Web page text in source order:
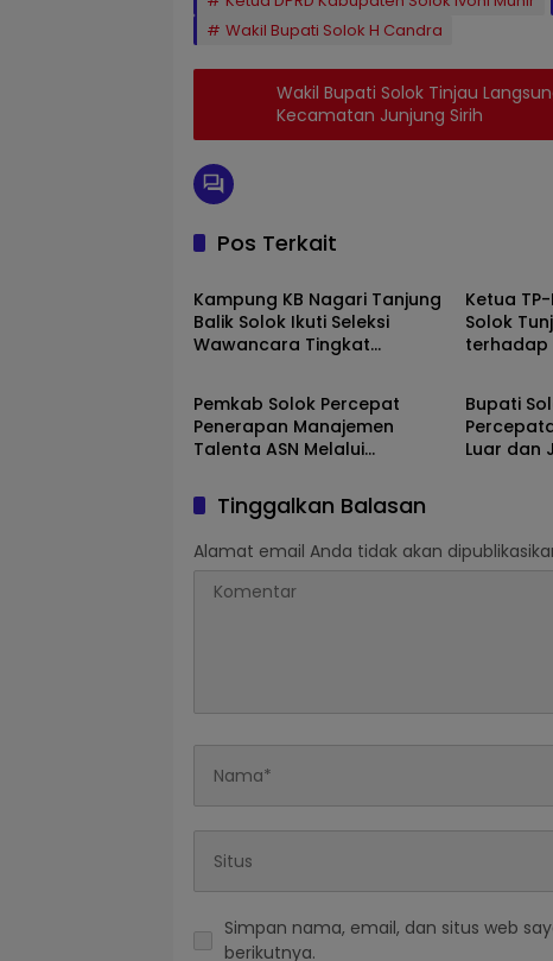
Wakil Bupati Solok H Candra
Wakil Bupati Solok Tinjau
Kecamatan Junjung Sirih
Pos Terkait
Solok
Kampung KB Nagari Tanjung
Balik Solok Ikuti Seleksi
Wawancara Tingkat
Ketua
Solok
terhadap
Solok
Pemkab Solok Percepat
Penerapan Manajemen
Talenta ASN Melalui
Solok
Bupati
Luar dan
Tinggalkan Balasan
Alamat email Anda tidak akan
Simpan nama, email, dan situs web
berikutnya.